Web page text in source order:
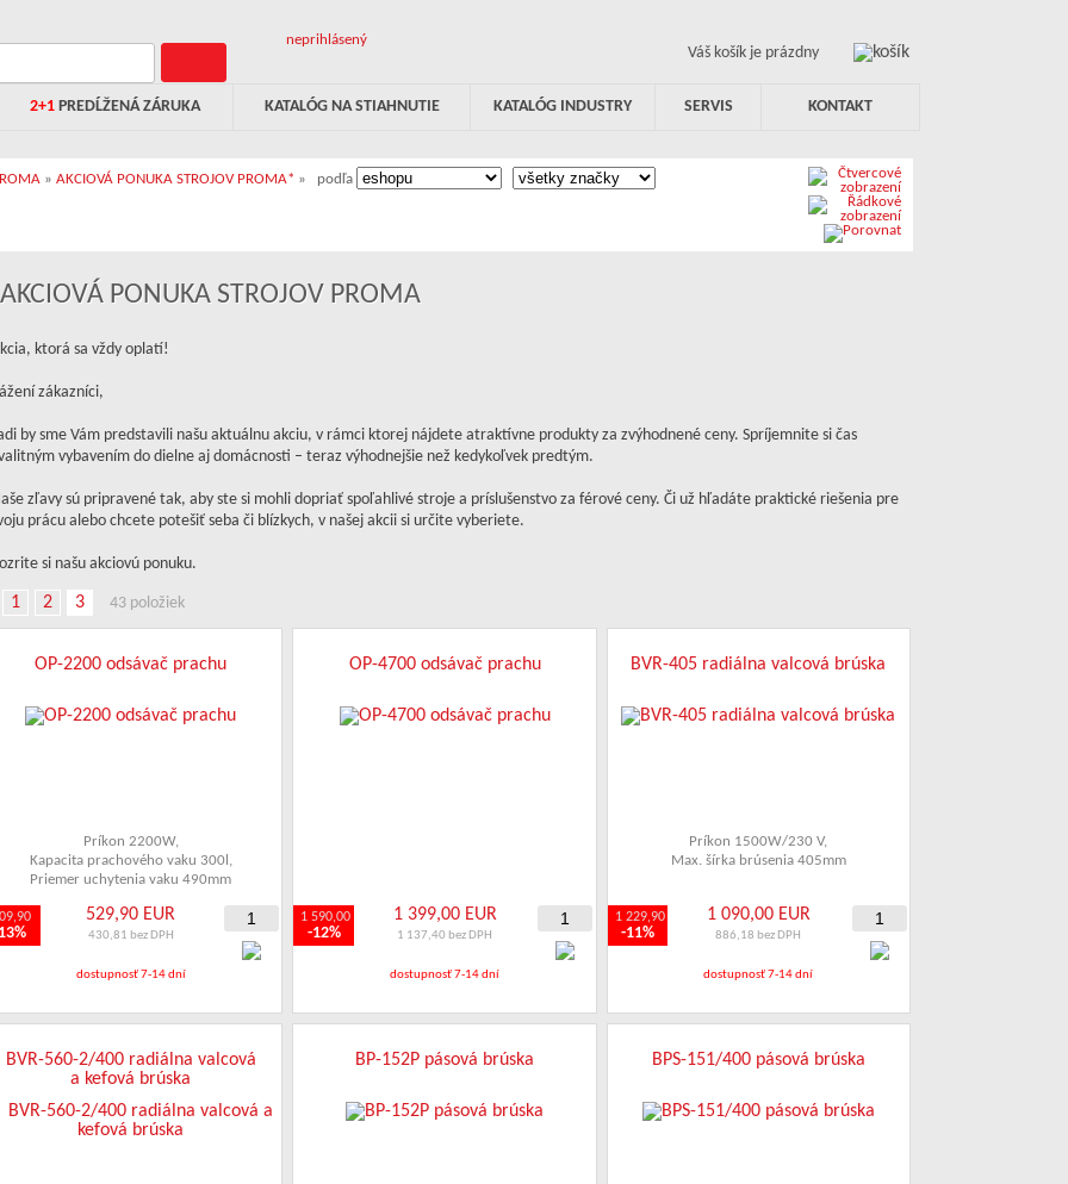
neprihlásený
Váš košík je prázdny
2+1PREDĹŽENÁ ZÁRUKA KATALÓG NA STIAHNUTIE KATALÓG INDUSTRY SERVIS KONTAKT
» AKCIOVÁ PONUKA STROJOV PROMA* » podľa
AKCIOVÁ PONUKA STROJOV PROMA
ktorá sa vždy oplatí!
zákazníci,
by sme Vám predstavili našu aktuálnu akciu, v rámci ktorej nájdete atraktívne produkty za zvýhodnené ceny. Spríjemnite si čas
vybavením do dielne aj domácnosti – teraz výhodnejšie než kedykoľvek predtým.
zľavy sú pripravené tak, aby ste si mohli dopriať spoľahlivé stroje a príslušenstvo za férové ceny. Či už hľadáte praktické riešenia pre
prácu alebo chcete potešiť seba či blízkych, v našej akcii si určite vyberiete.
si našu akciovú ponuku.
1 2 3 43 položiek
OP-2200 odsávač prachu
Príkon 2200W,
Kapacita prachového vaku 300l ,
Priemer uchytenia vaku 490mm
529,90 EUR
430,81 bez DPH
dostupnosť 7-14 dní
OP-4700 odsávač prachu
1 590,00
-12%
1 399,00 EUR
1 137,40 bez DPH
dostupnosť 7-14 dní
BVR-405 radiálna valcová brúska
Príkon 1500W/230 V,
Max. šírka brúsenia 405mm
1 229,90
-11%
1 090,00 EUR
886,18 bez DPH
dostupnosť 7-14 dní
BVR-560-2/400 radiálna valcová
a kefová brúska
BP-152P pásová brúska BPS-151/400 pásová brúska